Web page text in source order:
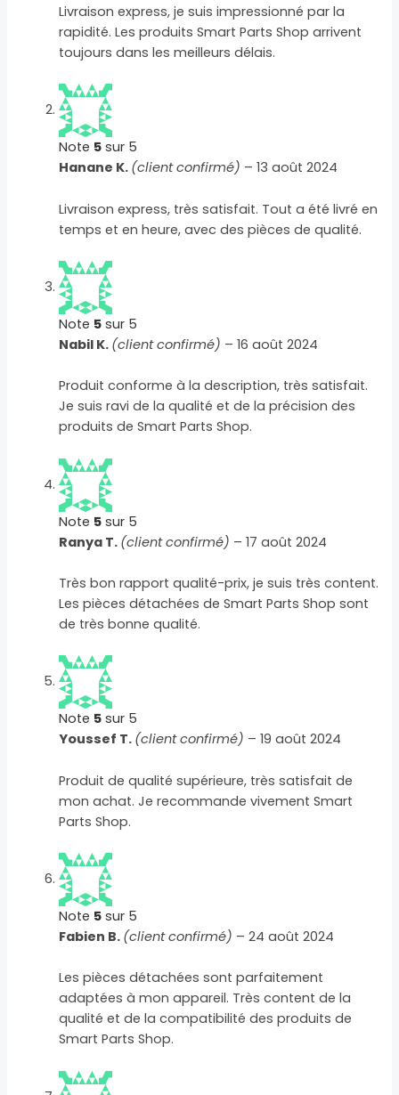
Livraison express, je suis impressionné par la
rapidité. Les produits Smart Parts Shop arrivent
toujours dans les meilleurs délais.
Note 5 sur 5
Hanane K. (client confirmé) – 13 août 2024
Livraison express, très satisfait. Tout a été livré en
temps et en heure, avec des pièces de qualité.
Note 5 sur 5
Nabil K. (client confirmé) – 16 août 2024
Produit conforme à la description, très satisfait.
Je suis ravi de la qualité et de la précision des
produits de Smart Parts Shop.
Note 5 sur 5
Ranya T. (client confirmé) – 17 août 2024
Très bon rapport qualité-prix, je suis très content.
Les pièces détachées de Smart Parts Shop sont
de très bonne qualité.
Note 5 sur 5
Youssef T. (client confirmé) – 19 août 2024
Produit de qualité supérieure, très satisfait de
mon achat. Je recommande vivement Smart
Parts Shop.
Note 5 sur 5
Fabien B. (client confirmé) – 24 août 2024
Les pièces détachées sont parfaitement
adaptées à mon appareil. Très content de la
qualité et de la compatibilité des produits de
Smart Parts Shop.